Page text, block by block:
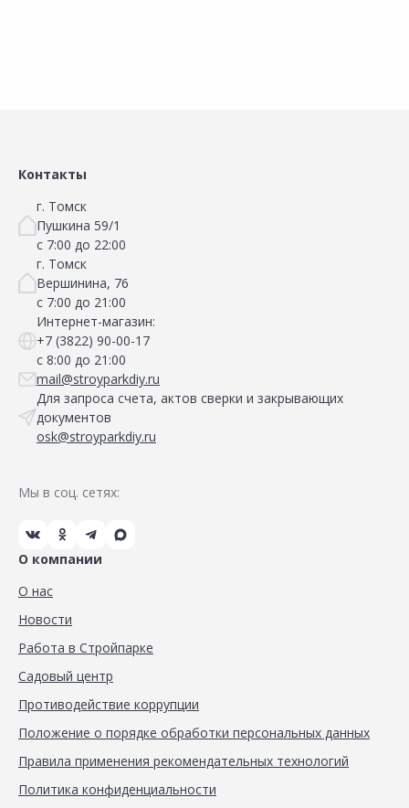
Контакты
г. Томск
Пушкина 59/1
с 7:00 до 22:00
г. Томск
Вершинина, 76
с 7:00 до 21:00
Интернет-магазин:
+7 (3822) 90-00-17
с 8:00 до 21:00
mail@stroyparkdiy.ru
Для запроса счета, актов сверки и закрывающих
документов
osk@stroyparkdiy.ru
Мы в соц. сетях:
О компании
О нас
Новости
Работа в Стройпарке
Садовый центр
Противодействие коррупции
Положение о порядке обработки персональных данных
Правила применения рекомендательных технологий
Политика конфиденциальности